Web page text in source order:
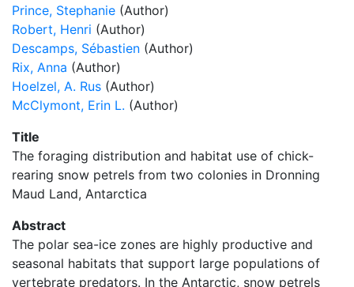
Prince, Stephanie (Author)
Robert, Henri (Author)
Descamps, Sébastien (Author)
Rix, Anna (Author)
Hoelzel, A. Rus (Author)
McClymont, Erin L. (Author)
Title
The foraging distribution and habitat use of chick-
rearing snow petrels from two colonies in Dronning
Maud Land, Antarctica
Abstract
The polar sea-ice zones are highly productive and
seasonal habitats that support large populations of
vertebrate predators. In the Antarctic, snow petrels